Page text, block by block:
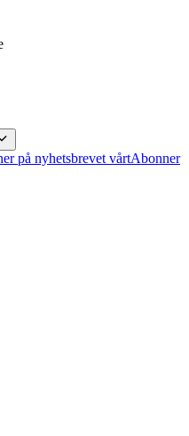
på nyhetsbrevet vårtAbonner